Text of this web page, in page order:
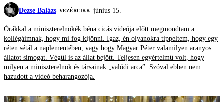
Dezse Balázs VEZÉRCIKK június 15.
Órákkal a miniszterelnökék béna cicás videója előtt megmondtam a
kollégáimnak, hogy mi fog kijönni. Igaz, én olyanokra tippeltem, hogy egy
réten sétál a naplementében, vagy hogy Magyar Péter valamilyen aranyos
állatot simogat. Végül is az állat bejött. Teljesen egyértelmű volt, hogy
milyen a miniszterelnök és társainak „valódi arca”. Szóval ebben nem
hazudott a videó beharangozója.